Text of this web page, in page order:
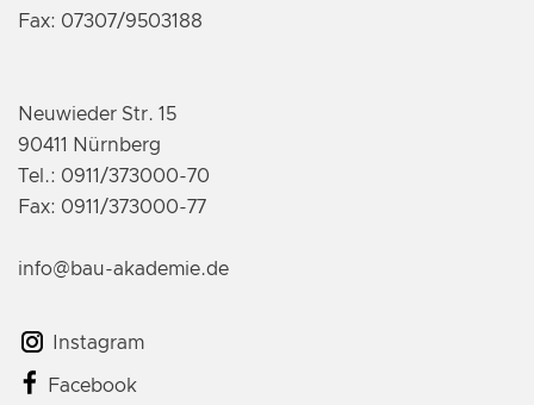
Fax: 07307/9503188
Neuwieder Str. 15
90411 Nürnberg
Tel.: 0911/373000-70
Fax: 0911/373000-77
info@bau-akademie.de
Instagram
Facebook